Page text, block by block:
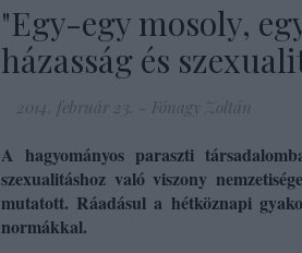
"Egy-egy mosoly,
házasság és
2014. február 23. Fónagy Zoltán
A hagyományos paraszti
szexualitáshoz való viszony
mutatott. Ráadásul a hétköznapi
normákkal.